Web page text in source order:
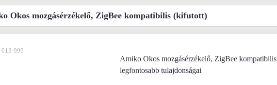
Okos mozgásérzékelő, ZigBee kompatibilis (kifutott)
999
Amiko Okos mozgásérzékelő, ZigBee kompatibilis
legfontosabb tulajdonságai